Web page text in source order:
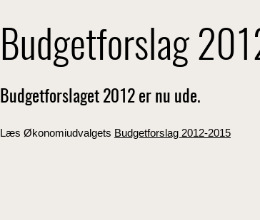
Budgetforslag
Budgetforslaget 2012 er nu ude.
Læs Økonomiudvalgets Budgetforslag 2012-2015